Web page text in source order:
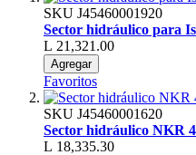
SKU J45460001920
Sector hidráulico para
L 21,321.00
Agregar
Favoritos
SKU J45460001620
Sector hidráulico NKR
L 18,335.30